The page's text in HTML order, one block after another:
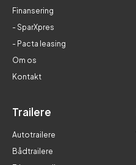
Finansering
- SparXpres
- Pacta leasing
Om os
Kontakt
Trailere
Autotrailere
Bådtrailere